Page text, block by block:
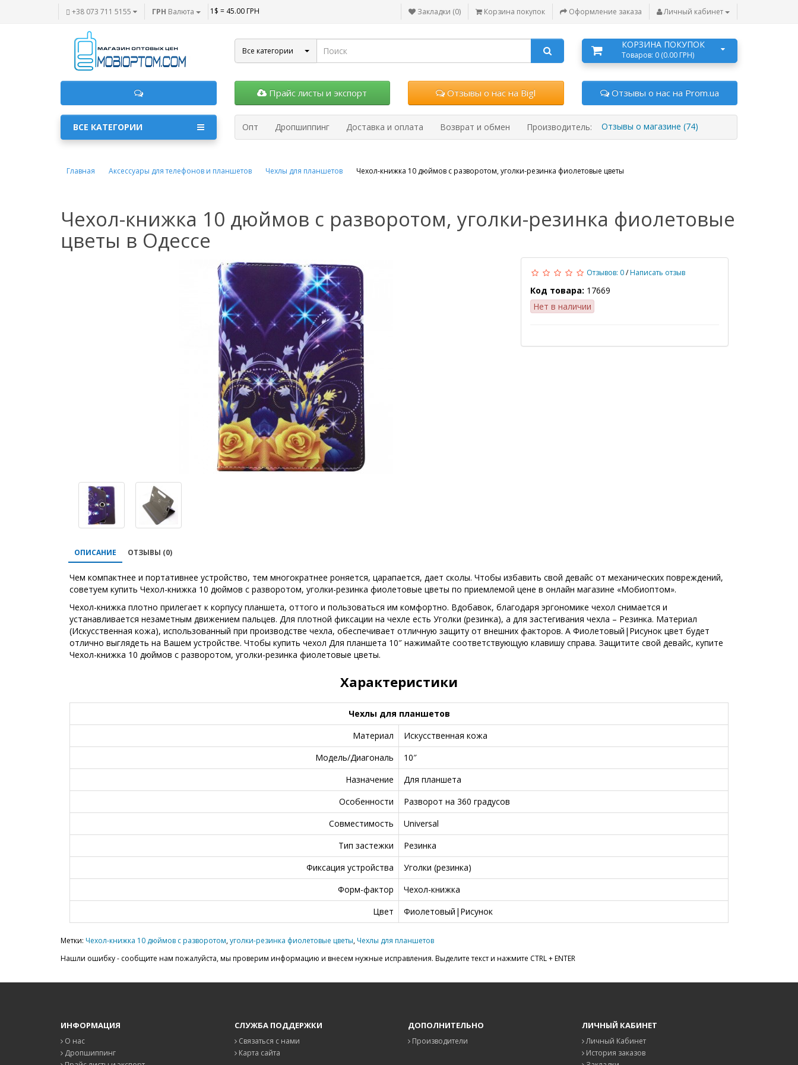
+38 073 711 5155 ГРН Валюта 1$ = 45.00 ГРН Закладки (0) Корзина покупок Оформление заказа Личный кабинет
Все категории
КОРЗИНА ПОКУПОК
Товаров: 0 (0.00 ГРН)
Прайс листы и экспорт Отзывы о нас на Bigl Отзывы о нас на Prom.ua
Опт Дропшиппинг Доставка и оплата Возврат и обмен Производитель: Отзывы о магазине (74)
ВСЕ КАТЕГОРИИ
Главная Аксессуары для телефонов и планшетов Чехлы для планшетов Чехол-книжка 10 дюймов с разворотом, уголки-резинка фиолетовые цветы
Чехол-книжка 10 дюймов с разворотом, уголки-резинка фиолетовые
цветы в Одессе
Отзывов: 0/Написать отзыв
Код товара: 17669
Нет в наличии
ОПИСАНИЕ ОТЗЫВЫ (0)
Чем компактнее и портативнее устройство, тем многократнее роняется, царапается, дает сколы. Чтобы избавить свой девайс от механических повреждений,
советуем купить Чехол-книжка 10 дюймов с разворотом, уголки-резинка фиолетовые цветы по приемлемой цене в онлайн магазине «Мобиоптом».
Чехол-книжка плотно прилегает к корпусу планшета, оттого и пользоваться им комфортно. Вдобавок, благодаря эргономике чехол снимается и
устанавливается незаметным движением пальцев. Для плотной фиксации на чехле есть Уголки (резинка), а для застегивания чехла – Резинка. Материал
(Искусственная кожа), использованный при производстве чехла, обеспечивает отличную защиту от внешних факторов. А Фиолетовый|Рисунок цвет будет
отлично выглядеть на Вашем устройстве. Чтобы купить чехол Для планшета 10″ нажимайте соответствующую клавишу справа. Защитите свой девайс, купите
Чехол-книжка 10 дюймов с разворотом, уголки-резинка фиолетовые цветы.
Характеристики
Чехлы для планшетов
Материал
Искусственная кожа
Модель/Диагональ
10″
Назначение
Для планшета
Особенности
Разворот на 360 градусов
Совместимость
Universal
Тип застежки
Резинка
Фиксация устройства
Уголки (резинка)
Форм-фактор
Чехол-книжка
Цвет
Фиолетовый|Рисунок
Метки: Чехол-книжка 10 дюймов с разворотом,уголки-резинка фиолетовые цветы,Чехлы для планшетов
Нашли ошибку - сообщите нам пожалуйста, мы проверим информацию и внесем нужные исправления. Выделите текст и нажмите CTRL + ENTER
ИНФОРМАЦИЯ
О нас
Дропшиппинг
СЛУЖБА ПОДДЕРЖКИ
Связаться с нами
Карта сайта
ДОПОЛНИТЕЛЬНО
Производители
ЛИЧНЫЙ КАБИНЕТ
Личный Кабинет
История заказов